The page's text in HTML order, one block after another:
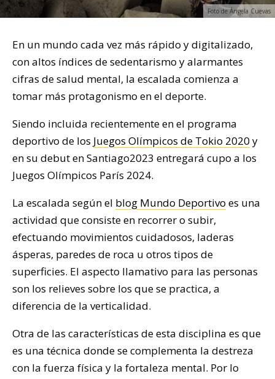
Foto de Ángela Cuevas
En un mundo cada vez más rápido y digitalizado,
con altos índices de sedentarismo y alarmantes
cifras de salud mental, la escalada comienza a
tomar más protagonismo en el deporte.
Siendo incluida recientemente en el programa
deportivo de los Juegos Olímpicos de Tokio 2020 y
en su debut en Santiago2023 entregará cupo a los
Juegos Olímpicos París 2024.
La escalada según el blog Mundo Deportivo es una
actividad que consiste en recorrer o subir,
efectuando movimientos cuidadosos, laderas
ásperas, paredes de roca u otros tipos de
superficies. El aspecto llamativo para las personas
son los relieves sobre los que se practica, a
diferencia de la verticalidad.
Otra de las características de esta disciplina es que
es una técnica donde se complementa la destreza
con la fuerza física y la fortaleza mental. Por lo